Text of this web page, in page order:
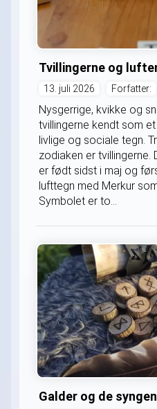
Tvillingerne og
13. juli 2026 Forfatter:
Nysgerrige, kvikke og
tvillingerne kendt som
livlige og sociale tegn.
zodiaken er tvillingerne.
er født sidst i maj og
lufttegn med Merkur
Symbolet er to...
Galder og de